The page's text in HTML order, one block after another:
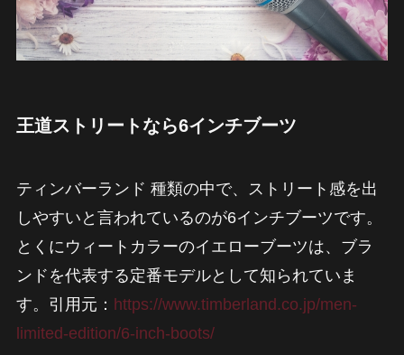
王道ストリートなら6インチブーツ
ティンバーランド 種類の中で、ストリート感を出
しやすいと言われているのが6インチブーツです。
とくにウィートカラーのイエローブーツは、ブラ
ンドを代表する定番モデルとして知られていま
す。引用元： https://www.timberland.co.jp/men-
limited-edition/6-inch-boots/